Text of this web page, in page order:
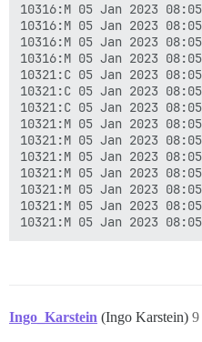
10316:M 05 Jan 2023
10316:M 05 Jan 2023
10316:M 05 Jan 2023
10316:M 05 Jan 2023
10321:C 05 Jan 2023
10321:C 05 Jan 2023
10321:C 05 Jan 2023
10321:M 05 Jan 2023
10321:M 05 Jan 2023
10321:M 05 Jan 2023
10321:M 05 Jan 2023
10321:M 05 Jan 2023
10321:M 05 Jan 2023
Ingo_Karstein (Ingo Karstein) 9